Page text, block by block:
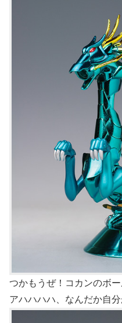
つかもうぜ！コカンのボー
アハハハハ、なんだか自